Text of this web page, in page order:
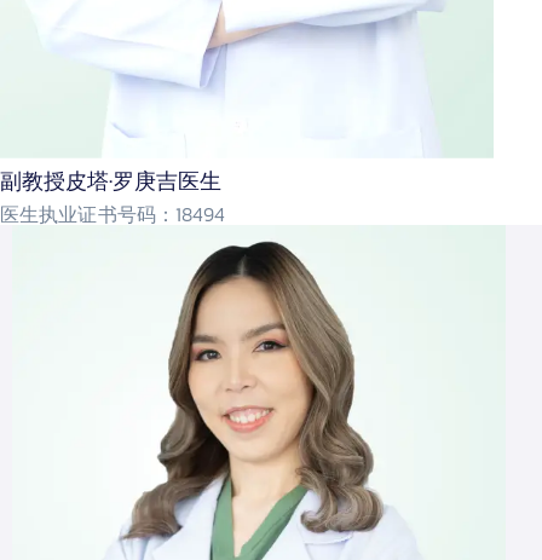
副教授皮塔·罗庚吉医生
医生执业证书号码：18494